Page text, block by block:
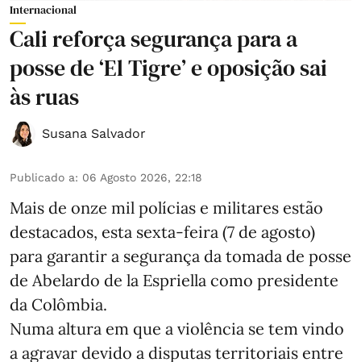
Internacional
Cali reforça segurança para a
posse de ‘El Tigre’ e oposição sai
às ruas
Susana Salvador
Publicado a: 06 Agosto 2026, 22:18
Mais de onze mil polícias e militares estão
destacados, esta sexta-feira (7 de agosto)
para garantir a segurança da tomada de posse
de Abelardo de la Espriella como presidente
da Colômbia.
Numa altura em que a violência se tem vindo
a agravar devido a disputas territoriais entre